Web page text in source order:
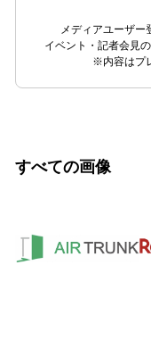
メディアユーザー
イベント・記者会見
※内容はプ
すべての画像